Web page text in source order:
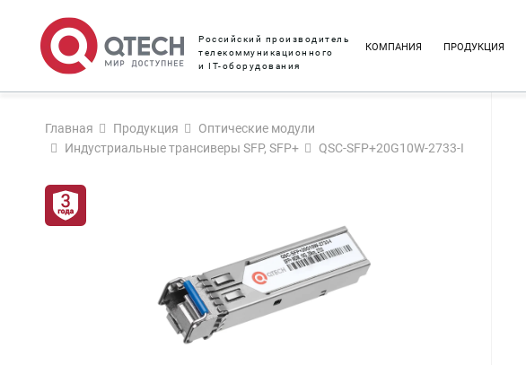
Российский производитель
телекоммуникационного
и IT-оборудования
КОМПАНИЯ ПРОДУКЦИЯ
Главная Продукция
Оптические модули
Индустриальные трансиверы SFP, SFP+
QSC-SFP+20G10W-2733-I